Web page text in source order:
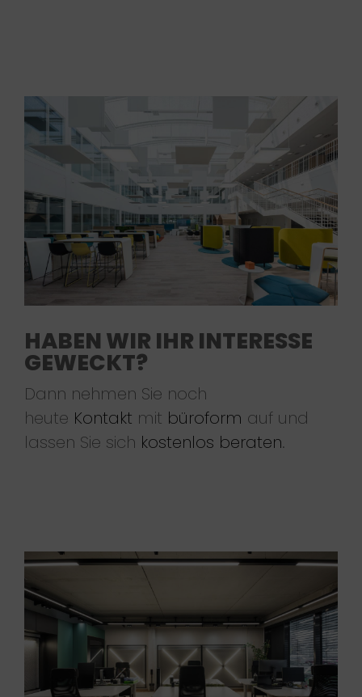
HABEN WIR IHR INTERESSE
GEWECKT?
Dann nehmen Sie noch
heute Kontakt mit büroform auf und
lassen Sie sich kostenlos beraten.